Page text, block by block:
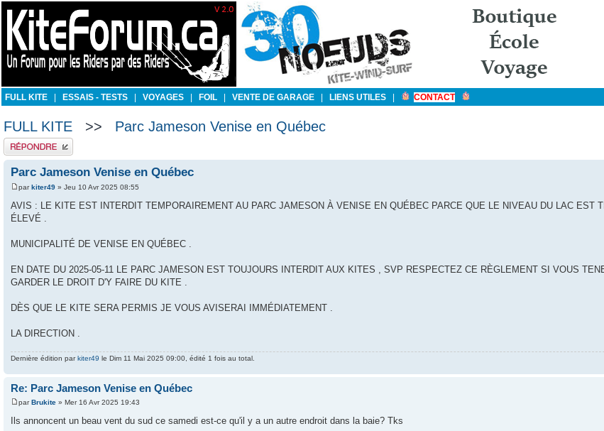
FULL KITE ESSAIS - TESTS VOYAGES FOIL VENTE DE GARAGE LIENS UTILES CONTACT
FULL KITE >> Parc Jameson Venise en Québec
Publier une réponse
Parc Jameson Venise en Québec
parkiter49 » Jeu 10 Avr 2025 08:55
AVIS : LE KITE EST INTERDIT TEMPORAIREMENT AU PARC JAMESON À VENISE EN QUÉBEC PARCE QUE LE NIVEAU DU LAC EST
ÉLEVÉ .
MUNICIPALITÉ DE VENISE EN QUÉBEC .
EN DATE DU 2025-05-11 LE PARC JAMESON EST TOUJOURS INTERDIT AUX KITES , SVP RESPECTEZ CE RÈGLEMENT SI VOUS
GARDER LE DROIT D'Y FAIRE DU KITE .
DÈS QUE LE KITE SERA PERMIS JE VOUS AVISERAI IMMÉDIATEMENT .
LA DIRECTION .
Dernière édition parkiter49 le Dim 11 Mai 2025 09:00, édité 1 fois au total.
Re: Parc Jameson Venise en Québec
parBrukite » Mer 16 Avr 2025 19:43
Ils annoncent un beau vent du sud ce samedi est-ce qu'il y a un autre endroit dans la baie? Tks